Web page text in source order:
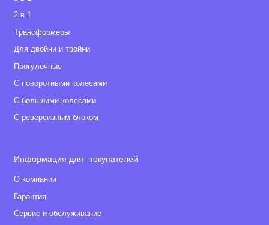
2 в 1
Tрансформеры
Для двойни и тройни
Прогулочные
С поворотными колесами
С большими колесами
С реверсивным блоком
Информация для покупателей
О компании
Гарантия
Сервис и обслуживание